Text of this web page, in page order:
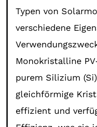
Typen von
verschiedene
Monokristalline
purem Silizium
gleichförmige
effizient und